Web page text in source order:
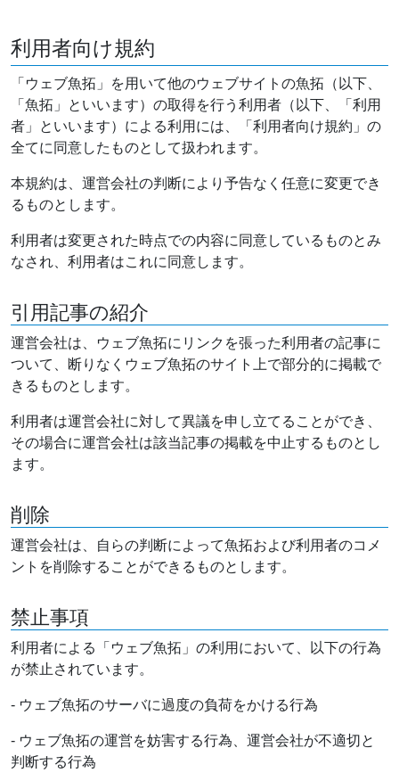
利用者向け規約
「ウェブ魚拓」を用いて他のウェブサイトの魚拓（以下、
「魚拓」といいます）の取得を行う利用者（以下、「利用
者」といいます）による利用には、「利用者向け規約」の
全てに同意したものとして扱われます。
本規約は、運営会社の判断により予告なく任意に変更でき
るものとします。
利用者は変更された時点での内容に同意しているものとみ
なされ、利用者はこれに同意します。
引用記事の紹介
運営会社は、ウェブ魚拓にリンクを張った利用者の記事に
ついて、断りなくウェブ魚拓のサイト上で部分的に掲載で
きるものとします。
利用者は運営会社に対して異議を申し立てることができ、
その場合に運営会社は該当記事の掲載を中止するものとし
ます。
削除
運営会社は、自らの判断によって魚拓および利用者のコメ
ントを削除することができるものとします。
禁止事項
利用者による「ウェブ魚拓」の利用において、以下の行為
が禁止されています。
- ウェブ魚拓のサーバに過度の負荷をかける行為
- ウェブ魚拓の運営を妨害する行為、運営会社が不適切と
判断する行為